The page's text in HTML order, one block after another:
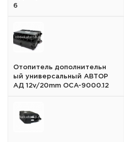
6
Отопитель дополнительн
ый универсальный АВТОР
АД 12v/20mm OCA-9000.12